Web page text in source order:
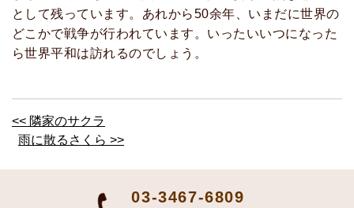
として残っています。あれから50余年、いまだに世界の
どこかで戦争が行われています。いったいいつになった
ら世界平和は訪れるのでしょう。
<< 隣家のサクラ
雨に散るさくら >>
03-3467-6809